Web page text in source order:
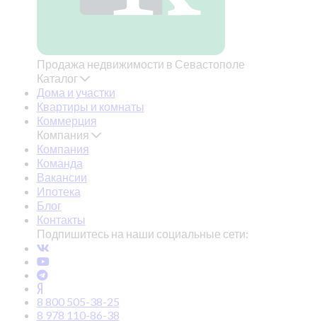
Продажа недвижимости в Севастополе
Каталог
Дома и участки
Квартиры и комнаты
Коммерция
Компания
Компания
Команда
Вакансии
Ипотека
Блог
Контакты
Подпишитесь на наши социальные сети:
8 800 505-38-25
8 978 110-86-38